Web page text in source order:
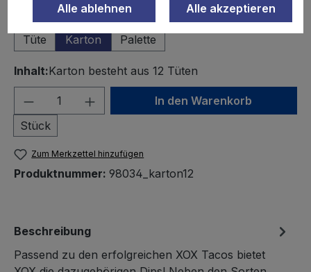
auswählen
Tüte
Karton Palette
Inhalt:Karton besteht aus 12 Tüten
Produkt Anzahl: Gib den
Stück
In den Warenkorb
Zum Merkzettel hinzufügen
Produktnummer: 98034_karton12
Beschreibung
Passend zu den erfolgreichen XOX Tacos bietet
Alle ablehnen Alle akzeptieren